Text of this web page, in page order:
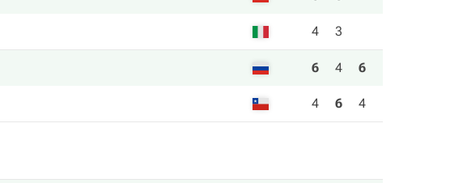
4 3
6 4 6
4 6 4